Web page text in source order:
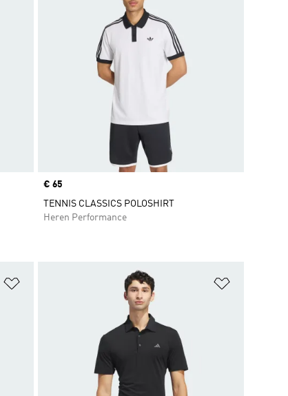
Price
€ 65
TENNIS CLASSICS POLOSHIRT
Heren Performance
Op verlanglijst zetten